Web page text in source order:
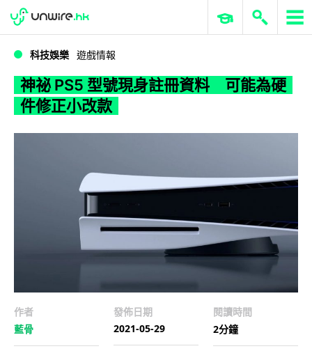
WWDC 2026 ERP 與商業 AI
科技娛樂 遊戲情報
神祕 PS5 型號現身註冊資料 可能為硬
件修正小改款
作者
藍骨
發佈日期
2021-05-29
閱讀時間
2分鐘